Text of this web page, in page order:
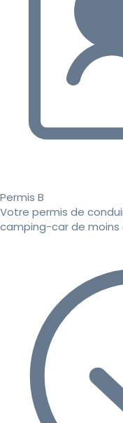
Permis B
Votre permis de
camping-car de moins